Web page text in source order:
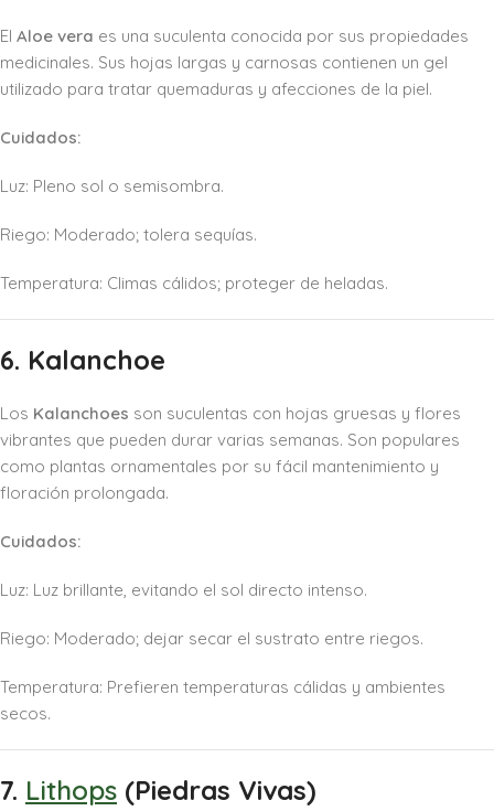
El Aloe vera es una suculenta conocida por sus propiedades
medicinales. Sus hojas largas y carnosas contienen un gel
utilizado para tratar quemaduras y afecciones de la piel.
Cuidados:
Luz: Pleno sol o semisombra.
Riego: Moderado; tolera sequías.
Temperatura: Climas cálidos; proteger de heladas.
6. Kalanchoe
Los Kalanchoes son suculentas con hojas gruesas y flores
vibrantes que pueden durar varias semanas. Son populares
como plantas ornamentales por su fácil mantenimiento y
floración prolongada.
Cuidados:
Luz: Luz brillante, evitando el sol directo intenso.
Riego: Moderado; dejar secar el sustrato entre riegos.
Temperatura: Prefieren temperaturas cálidas y ambientes
secos.
7. Lithops (Piedras Vivas)